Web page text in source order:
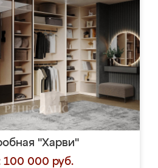
"Харви"
100 000 руб.